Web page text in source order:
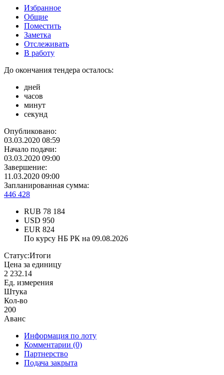
Избранное
Общие
Поместить
Заметка
Отслеживать
В работу
До окончания тендера осталось:
дней
часов
минут
секунд
Опубликовано:
03.03.2020 08:59
Начало подачи:
03.03.2020 09:00
Завершение:
11.03.2020 09:00
Запланированная сумма:
446 428
RUB 78 184
USD 950
EUR 824
По курсу НБ РК на 09.08.2026
Статус:Итоги
Цена за единицу
2 232.14
Ед. измерения
Штука
Кол-во
200
Аванс
Информация по лоту
Комментарии (0)
Партнерство
Подача закрыта